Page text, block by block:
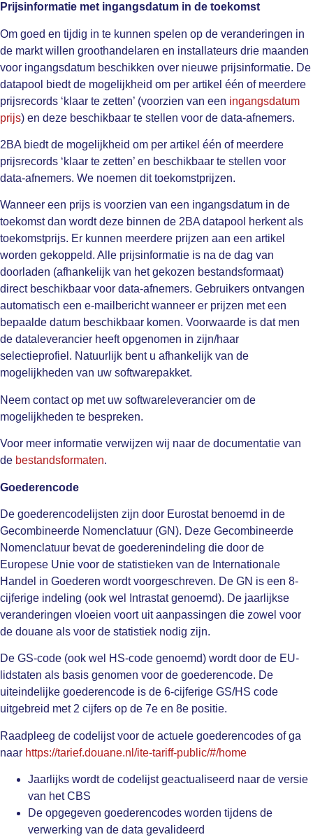
Prijsinformatie met ingangsdatum in de toekomst
Om goed en tijdig in te kunnen spelen op de veranderingen in
de markt willen groothandelaren en installateurs drie maanden
voor ingangsdatum beschikken over nieuwe prijsinformatie. De
datapool biedt de mogelijkheid om per artikel één of meerdere
prijsrecords ‘klaar te zetten’ (voorzien van een ingangsdatum
prijs) en deze beschikbaar te stellen voor de data-afnemers.
2BA biedt de mogelijkheid om per artikel één of meerdere
prijsrecords ‘klaar te zetten’ en beschikbaar te stellen voor
data-afnemers. We noemen dit toekomstprijzen.
Wanneer een prijs is voorzien van een ingangsdatum in de
toekomst dan wordt deze binnen de 2BA datapool herkent als
toekomstprijs. Er kunnen meerdere prijzen aan een artikel
worden gekoppeld. Alle prijsinformatie is na de dag van
doorladen (afhankelijk van het gekozen bestandsformaat)
direct beschikbaar voor data-afnemers. Gebruikers ontvangen
automatisch een e-mailbericht wanneer er prijzen met een
bepaalde datum beschikbaar komen. Voorwaarde is dat men
de dataleverancier heeft opgenomen in zijn/haar
selectieprofiel. Natuurlijk bent u afhankelijk van de
mogelijkheden van uw softwarepakket.
Neem contact op met uw softwareleverancier om de
mogelijkheden te bespreken.
Voor meer informatie verwijzen wij naar de documentatie van
de bestandsformaten.
Goederencode
De goederencodelijsten zijn door Eurostat benoemd in de
Gecombineerde Nomenclatuur (GN). Deze Gecombineerde
Nomenclatuur bevat de goederenindeling die door de
Europese Unie voor de statistieken van de Internationale
Handel in Goederen wordt voorgeschreven. De GN is een 8-
cijferige indeling (ook wel Intrastat genoemd). De jaarlijkse
veranderingen vloeien voort uit aanpassingen die zowel voor
de douane als voor de statistiek nodig zijn.
De GS-code (ook wel HS-code genoemd) wordt door de EU-
lidstaten als basis genomen voor de goederencode. De
uiteindelijke goederencode is de 6-cijferige GS/HS code
uitgebreid met 2 cijfers op de 7e en 8e positie.
Raadpleeg de codelijst voor de actuele goederencodes of ga
naar https://tarief.douane.nl/ite-tariff-public/#/home
Jaarlijks wordt de codelijst geactualiseerd naar de versie
van het CBS
De opgegeven goederencodes worden tijdens de
verwerking van de data gevalideerd